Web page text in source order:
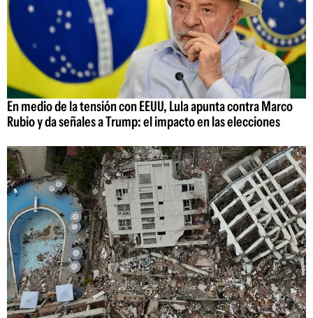
En medio de la tensión con EEUU, Lula apunta contra Marco
Rubio y da señales a Trump: el impacto en las elecciones